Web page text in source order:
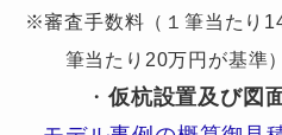
※審査手数料（１筆当たり
筆当たり20万円が基準
・ 仮杭設置及び図